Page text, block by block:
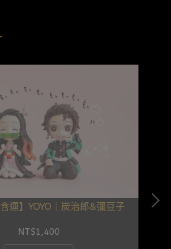
含運】YOYO｜炭治郎&彌豆子
NT$1,400